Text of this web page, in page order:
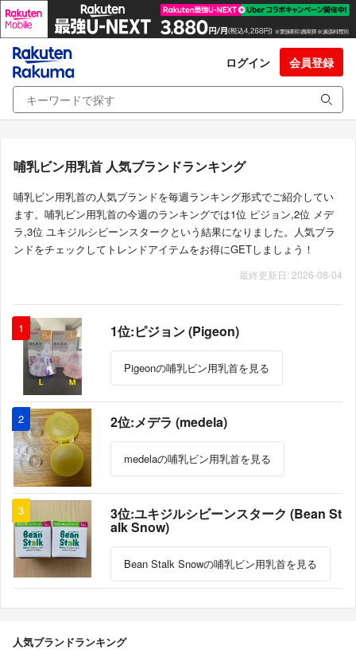
ログイン 会員登録
哺乳ビン用乳首 人気ブランドランキング
哺乳ビン用乳首の人気ブランドを毎週ランキング形式でご紹介してい
ます。哺乳ビン用乳首の今週のランキングでは1位 ピジョン,2位 メデ
ラ,3位 ユキジルシビーンスタークという結果になりました。人気ブラ
ンドをチェックしてトレンドアイテムをお得にGETしましょう！
最終更新日: 2026-08-04
1 1位:ピジョン (Pigeon)
Pigeonの哺乳ビン用乳首を見る
2 2位:メデラ (medela)
medelaの哺乳ビン用乳首を見る
3 3位:ユキジルシビーンスターク (Bean St
alk Snow)
Bean Stalk Snowの哺乳ビン用乳首を見る
人気ブランドランキング